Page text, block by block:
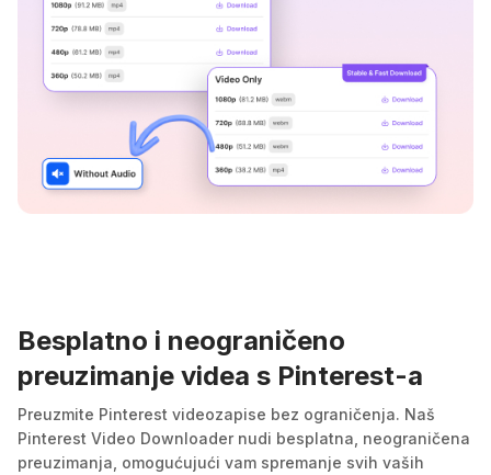
Besplatno i neograničeno
preuzimanje videa s Pinterest-a
Preuzmite Pinterest videozapise bez ograničenja. Naš
Pinterest Video Downloader nudi besplatna, neograničena
preuzimanja, omogućujući vam spremanje svih vaših